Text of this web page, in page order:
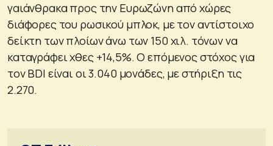
γαιάνθρακα προς την Ευρωζώνη από χώρες
διάφορες του ρωσικού μπλοκ, με τον αντίστοιχο
δείκτη των πλοίων άνω των 150 χιλ. τόνων να
καταγράφει χθες +14,5%. Ο επόμενος στόχος για
τον BDI είναι οι 3.040 μονάδες, με στήριξη τις
2.270.